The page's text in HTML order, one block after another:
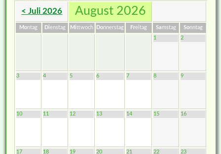
< Juli 2026 August 2026
Montag Dienstag Mittwoch Donnerstag Freitag Samstag Sonntag
1
2
3 4 5 6 7 8 9
10 11 12 13 14 15 16
17 18 19 20 21 22 23